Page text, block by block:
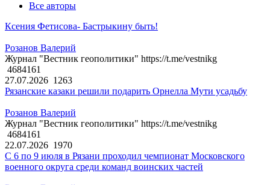
Все авторы
Ксения Фетисова- Бастрыкину быть!
Розанов Валерий
Журнал "Вестник геополитики" https://t.me/vestnikg
4684161
27.07.2026 1263
Рязанские казаки решили подарить Орнелла Мути усадьбу
Розанов Валерий
Журнал "Вестник геополитики" https://t.me/vestnikg
4684161
22.07.2026 1970
С 6 по 9 июля в Рязани проходил чемпионат Московского
военного округа среди команд воинских частей